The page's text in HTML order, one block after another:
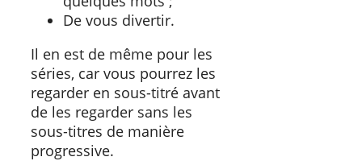
De vous divertir.
Il en est de même pour les
séries, car vous pourrez les
regarder en sous-titré avant
de les regarder sans les
sous-titres de manière
progressive.